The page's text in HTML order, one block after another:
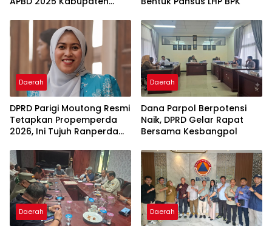
Daerah
DPRD Parigi Moutong Resmi
Tetapkan Propemperda
2026, Ini Tujuh Ranperda
Daerah
Dana Parpol Berpotensi
Naik, DPRD Gelar Rapat
Bersama Kesbangpol
Daerah Daerah